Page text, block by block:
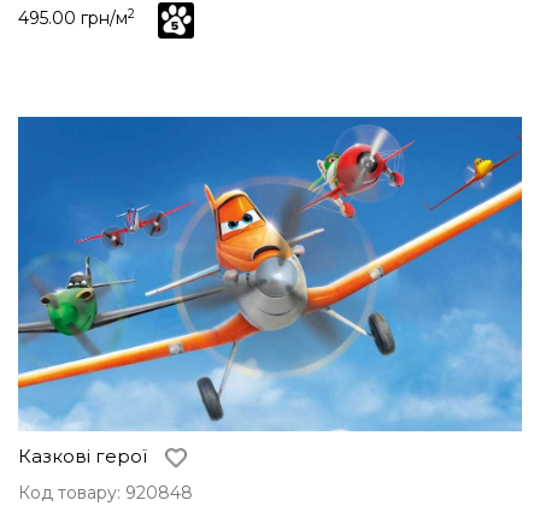
495.00 грн/м2
Казкові герої
Код товару: 920848